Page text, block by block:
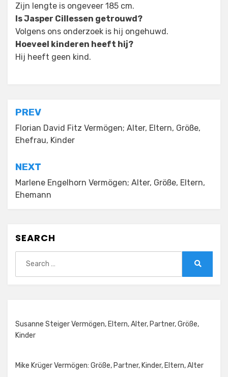
Zijn lengte is ongeveer 185 cm.
Is Jasper Cillessen getrouwd?
Volgens ons onderzoek is hij ongehuwd.
Hoeveel kinderen heeft hij?
Hij heeft geen kind.
Post
navigation
PREV
Florian David Fitz Vermögen; Alter, Eltern, Größe,
Ehefrau, Kinder
NEXT
Marlene Engelhorn Vermögen; Alter, Größe, Eltern,
Ehemann
SEARCH
for:
Susanne Steiger Vermögen, Eltern, Alter, Partner, Größe,
Kinder
Mike Krüger Vermögen: Größe, Partner, Kinder, Eltern, Alter